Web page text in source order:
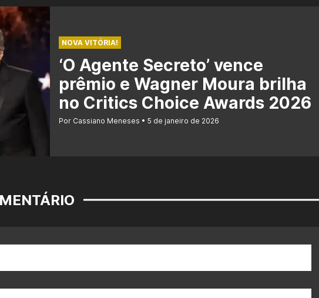
NOVA VITÓRIA!
‘O Agente Secreto’ vence
prêmio e Wagner Moura brilha
no Critics Choice Awards 2026
Por Cassiano Meneses 5 de janeiro de 2026